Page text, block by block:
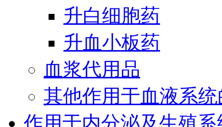
升白细胞药
升血小板药
血浆代用品
其他作用于血液系